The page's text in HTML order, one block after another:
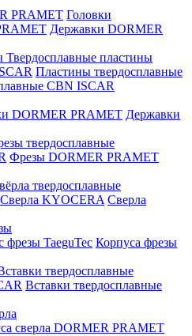
PRAMET Головки
Державки DORMER
Твердосплавные пластины
Пластины твердосплавные
CBN ISCAR
DORMER PRAMET Державки
твердосплавные
Фрезы DORMER PRAMET
твердосплавные
Сверла KYOCERA Сверла
фрезы TaeguTec Корпуса фрезы
твердосплавные
Вставки твердосплавные
сверла DORMER PRAMET